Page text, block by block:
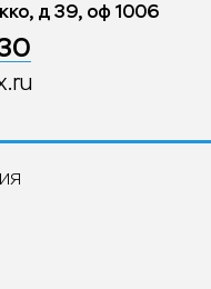
д 39, оф 1006